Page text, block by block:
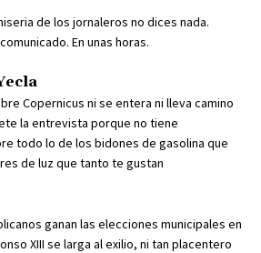
de los jornaleros no dices nada.
En unas horas.
Copernicus ni se entera ni lleva camino
la entrevista porque no tiene
todo lo de los bidones de gasolina que
de luz que tanto te gustan
ganan las elecciones municipales en
XIII se larga al exilio, ni tan placentero